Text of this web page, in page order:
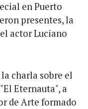
en Puerto
presentes, la
actor Luciano
charla sobre el
Eternauta", a
de Arte formado